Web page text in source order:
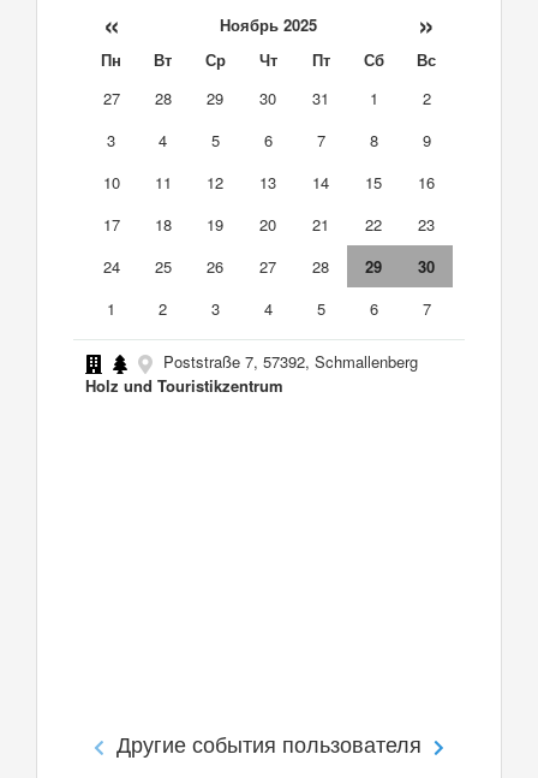
« Ноябрь 2025 »
Пн Вт Ср Чт Пт Сб
Вс
27
28 29 30 31 1
2
3
4 5 6 7 8
9
10
11 12 13 14 15
16
17
18 19 20 21 22
23
24
25 26 27 28 29
30
1
2 3 4 5 6 7
Poststraße 7, 57392, Schmallenberg
Holz und Touristikzentrum
Другие события пользователя